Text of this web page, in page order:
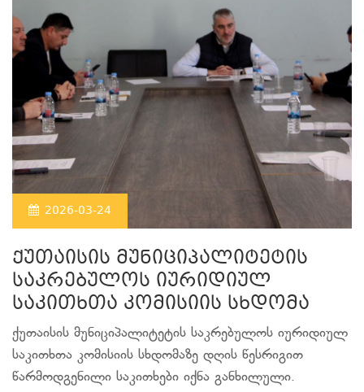
2026-03-24
ქუთაისის მუნიციპალიტეტის
საკრებულოს იურიდიულ
საკითხთა კომისიის სხდომა
ქუთაისის მუნიციპალიტეტის საკრებულოს იურიდიულ
საკითხთა კომისიის სხდომაზე დღის წესრიგით
წარმოდგენილი საკითხები იქნა განხილული.